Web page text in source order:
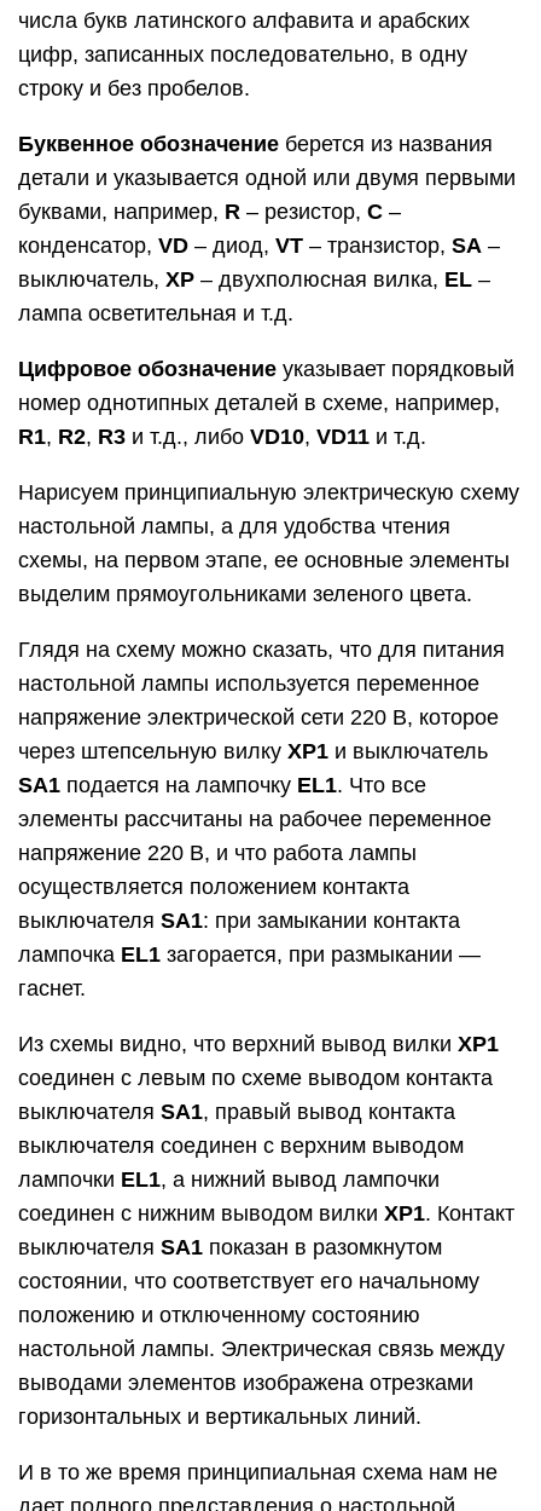
числа букв латинского алфавита и арабских
цифр, записанных последовательно, в одну
строку и без пробелов.
Буквенное обозначение берется из названия
детали и указывается одной или двумя первыми
буквами, например, R – резистор, С –
конденсатор, VD – диод, VT – транзистор, SA –
выключатель, ХР – двухполюсная вилка, EL –
лампа осветительная и т.д.
Цифровое обозначение указывает порядковый
номер однотипных деталей в схеме, например,
R1, R2, R3 и т.д., либо VD10, VD11 и т.д.
Нарисуем принципиальную электрическую схему
настольной лампы, а для удобства чтения
схемы, на первом этапе, ее основные элементы
выделим прямоугольниками зеленого цвета.
Глядя на схему можно сказать, что для питания
настольной лампы используется переменное
напряжение электрической сети 220 В, которое
через штепсельную вилку XР1 и выключатель
SA1 подается на лампочку EL1. Что все
элементы рассчитаны на рабочее переменное
напряжение 220 В, и что работа лампы
осуществляется положением контакта
выключателя SA1: при замыкании контакта
лампочка EL1 загорается, при размыкании —
гаснет.
Из схемы видно, что верхний вывод вилки XР1
соединен с левым по схеме выводом контакта
выключателя SA1, правый вывод контакта
выключателя соединен с верхним выводом
лампочки EL1, а нижний вывод лампочки
соединен с нижним выводом вилки XР1. Контакт
выключателя SA1 показан в разомкнутом
состоянии, что соответствует его начальному
положению и отключенному состоянию
настольной лампы. Электрическая связь между
выводами элементов изображена отрезками
горизонтальных и вертикальных линий.
И в то же время принципиальная схема нам не
дает полного представления о настольной